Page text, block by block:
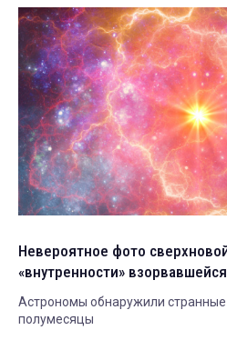
Невероятное фото
«внутренности»
Астрономы обнаружили странные
полумесяцы